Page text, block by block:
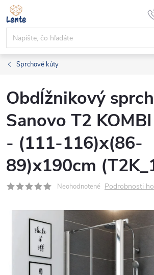
Prejsť
na
obsah
Sprchové kúty
Obdĺžnikový
Sanovo T2
- (111-116)x(86-
89)x190cm
Neohodnotené Podrobnosti